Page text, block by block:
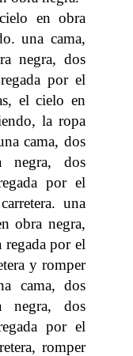
en obra
una cama,
negra, dos
por el
el cielo en
la ropa
cama, dos
negra, dos
por el
una
obra negra,
por el
y romper
cama, dos
negra, dos
por el
romper